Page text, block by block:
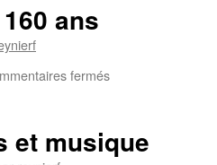
ans
ferméssur
ans
et musique